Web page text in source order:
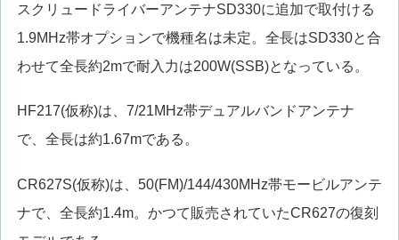
スクリュードライバーアンテナSD330に追加で取付ける
1.9MHz帯オプションで機種名は未定。全長はSD330と合
わせて全長約2mで耐入力は200W(SSB)となっている。
HF217(仮称)は、7/21MHz帯デュアルバンドアンテナ
で、全長は約1.67mである。
CR627S(仮称)は、50(FM)/144/430MHz帯モービルアンテ
ナで、全長約1.4m。かつて販売されていたCR627の復刻